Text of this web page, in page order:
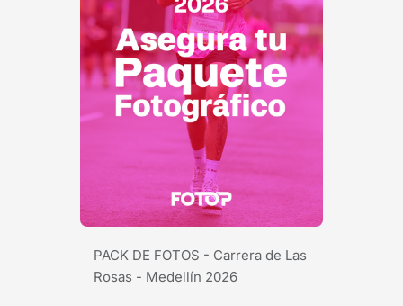
PACK DE FOTOS - Carrera de Las
Rosas - Medellín 2026